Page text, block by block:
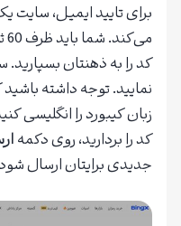
کد را به ذهنتان
نمایید. توجه داشته
کد را بردارید، روی دکمه
جدیدی برایتان ارسال